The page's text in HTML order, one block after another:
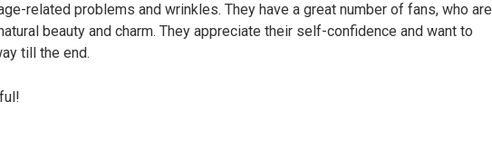
related problems and wrinkles. They have a great number of fans, who are
beauty and charm. They appreciate their self-confidence and want to
till the end.